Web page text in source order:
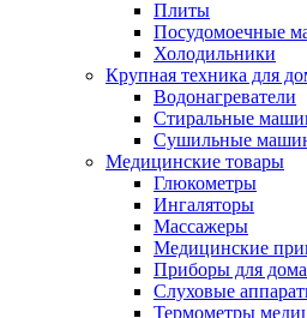
Плиты
Посудомоечные
Холодильники
Крупная техника для
Водонагреватели
Стиральные
Сушильные
Медицинские товары
Глюкометры
Ингаляторы
Массажеры
Медицинские
Приборы для
Слуховые
Термометры